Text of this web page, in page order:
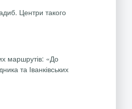
Центри такого
маршрутів: «До
та Іванківських